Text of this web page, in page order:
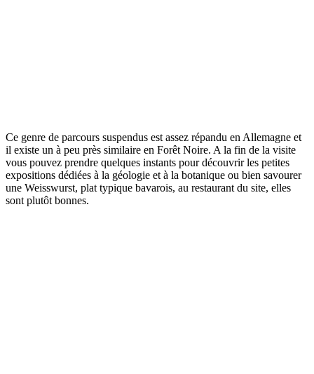
Ce genre de parcours suspendus est assez répandu en Allemagne et
il existe un à peu près similaire en Forêt Noire. A la fin de la visite
vous pouvez prendre quelques instants pour découvrir les petites
expositions dédiées à la géologie et à la botanique ou bien savourer
une Weisswurst, plat typique bavarois, au restaurant du site, elles
sont plutôt bonnes.